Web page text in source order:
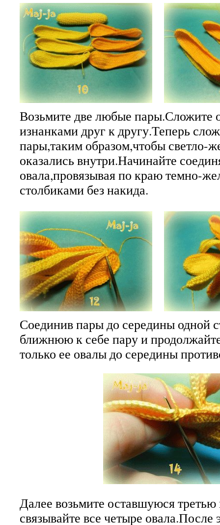
Возьмите две любые пары.Сложите
изнанками друг к другу.Теперь
пары,таким образом,чтобы светло-
оказались внутри.Начинайте
овала,провязывая по краю темно-
столбиками без накида.
Соединив пары до середины одной
ближнюю к себе пару и
только ее овалы до середины
Далее возьмите оставшуюся третью
связывайте все четыре овала.После